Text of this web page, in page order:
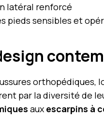
latéral renforcé
pieds sensibles et
orthopédiques,
par la diversité de
aux escarpins à